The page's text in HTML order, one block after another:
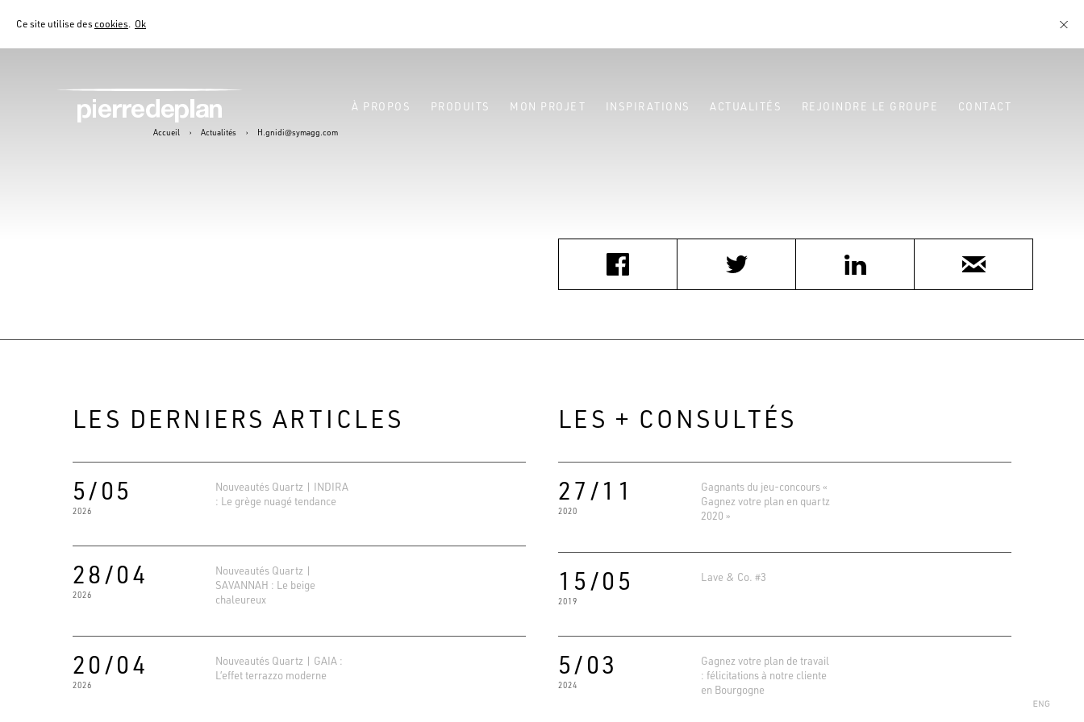
Ce site utilise descookies. Ok
À PROPOS PRODUITS MON PROJET INSPIRATIONS ACTUALITÉS REJOINDRE LE GROUPE CONTACT
Accueil › Actualités › H.gnidi@symagg.com
LES DERNIERS ARTICLES
5/05
2026
Nouveautés Quartz | INDIRA
: Le grège nuagé tendance
28/04
2026
Nouveautés Quartz |
SAVANNAH : Le beige
chaleureux
20/04
2026
Nouveautés Quartz | GAIA :
L’effet terrazzo moderne
LES + CONSULTÉS
27/11
2020
Gagnants du jeu-concours «
Gagnez votre plan en quartz
2020 »
15/05
2019
Lave & Co. #3
5/03
2024
Gagnez votre plan de travail
: félicitations à notre cliente
en Bourgogne
4.6